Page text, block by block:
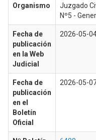
Organismo
Juzgado
Nº5 -
Fecha de
publicación
en la Web
Judicial
2026-05-
Fecha de
publicación
en el
Boletín
Oficial
2026-05-